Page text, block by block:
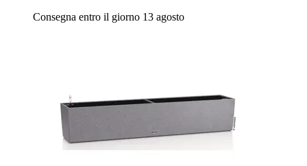
Consegna entro il giorno 13 agosto